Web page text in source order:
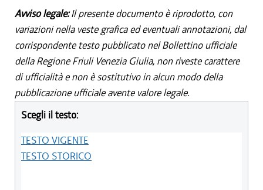
Avviso legale:Il presente documento è riprodotto, con
variazioni nella veste grafica ed eventuali annotazioni, dal
corrispondente testo pubblicato nel Bollettino ufficiale
della Regione Friuli Venezia Giulia, non riveste carattere
di ufficialità e non è sostitutivo in alcun modo della
pubblicazione ufficiale avente valore legale.
Scegli il testo:
TESTO VIGENTE
TESTO STORICO